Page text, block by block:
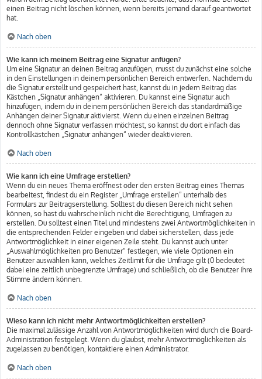
einen Beitrag nicht löschen können, wenn bereits jemand darauf geantwortet
hat.
Nach oben
Wie kann ich meinem Beitrag eine Signatur anfügen?
Um eine Signatur an deinen Beitrag anzufügen, musst du zunächst eine solche
in den Einstellungen in deinem persönlichen Bereich entwerfen. Nachdem du
die Signatur erstellt und gespeichert hast, kannst du in jedem Beitrag das
Kästchen „Signatur anhängen“ aktivieren. Du kannst eine Signatur auch
hinzufügen, indem du in deinem persönlichen Bereich das standardmäßige
Anhängen deiner Signatur aktivierst. Wenn du einen einzelnen Beitrag
dennoch ohne Signatur verfassen möchtest, so kannst du dort einfach das
Kontrollkästchen „Signatur anhängen“ wieder deaktivieren.
Nach oben
Wie kann ich eine Umfrage erstellen?
Wenn du ein neues Thema eröffnest oder den ersten Beitrag eines Themas
bearbeitest, findest du ein Register „Umfrage erstellen“ unterhalb des
Formulars zur Beitragserstellung. Solltest du diesen Bereich nicht sehen
können, so hast du wahrscheinlich nicht die Berechtigung, Umfragen zu
erstellen. Du solltest einen Titel und mindestens zwei Antwortmöglichkeiten in
die entsprechenden Felder eingeben und dabei sicherstellen, dass jede
Antwortmöglichkeit in einer eigenen Zeile steht. Du kannst auch unter
„Auswahlmöglichkeiten pro Benutzer“ festlegen, wie viele Optionen ein
Benutzer auswählen kann, welches Zeitlimit für die Umfrage gilt (0 bedeutet
dabei eine zeitlich unbegrenzte Umfrage) und schließlich, ob die Benutzer ihre
Stimme ändern können.
Nach oben
Wieso kann ich nicht mehr Antwortmöglichkeiten erstellen?
Die maximal zulässige Anzahl von Antwortmöglichkeiten wird durch die Board-
Administration festgelegt. Wenn du glaubst, mehr Antwortmöglichkeiten als
zugelassen zu benötigen, kontaktiere einen Administrator.
Nach oben